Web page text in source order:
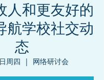
人和更友好的
航学校社交动
态
周四
  |
网络研讨会